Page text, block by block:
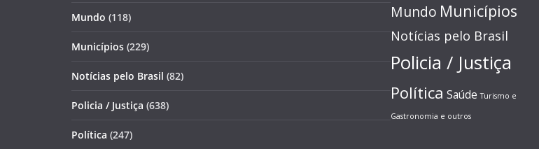
Mundo (118)
Municípios (229)
Notícias pelo Brasil (82)
Policia / Justiça (638)
Política (247)
Mundo Municípios
Notícias pelo Brasil
Policia / Justiça
Política Saúde Turismo e
Gastronomia e outros